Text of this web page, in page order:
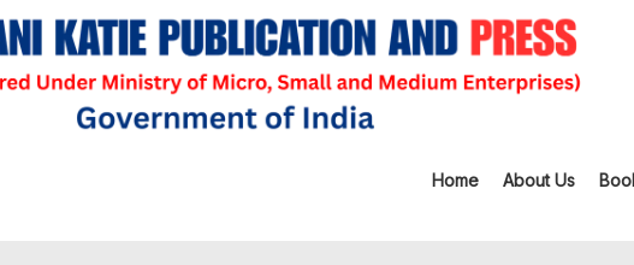
Home About Us